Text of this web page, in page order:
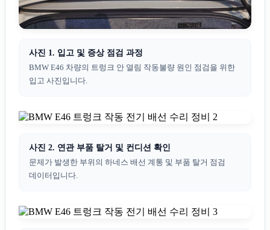
사진 1. 입고 및 증상 점검 과정
BMW E46 차량의 트렁크 안 열림 작동불량 원인 점검을 위한
입고 사진입니다.
사진 2. 연관 부품 탈거 및 컨디션 확인
문제가 발생한 부위의 하네스 배선 계통 및 부품 탈거 점검
데이터입니다.